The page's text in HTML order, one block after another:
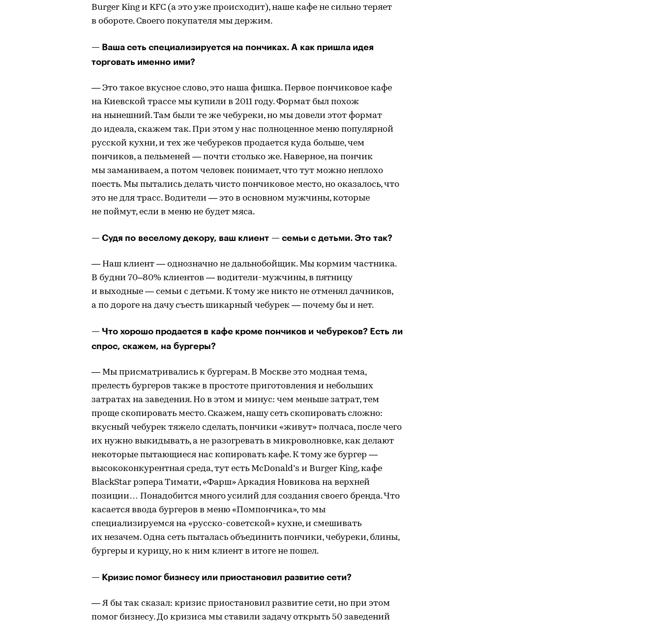
Burger King и KFC (а это уже происходит), наше кафе не сильно теряет
в обороте. Своего покупателя мы держим.
— Ваша сеть специализируется на пончиках. А как пришла идея
торговать именно ими?
— Это такое вкусное слово, это наша фишка. Первое пончиковое кафе
на Киевской трассе мы купили в 2011 году. Формат был похож
на нынешний. Там были те же чебуреки, но мы довели этот формат
до идеала, скажем так. При этом у нас полноценное меню популярной
русской кухни, и тех же чебуреков продается куда больше, чем
пончиков, а пельменей — почти столько же. Наверное, на пончик
мы заманиваем, а потом человек понимает, что тут можно неплохо
поесть. Мы пытались делать чисто пончиковое место, но оказалось, что
это не для трасс. Водители — это в основном мужчины, которые
не поймут, если в меню не будет мяса.
— Судя по веселому декору, ваш клиент — семьи с детьми. Это так?
— Наш клиент — однозначно не дальнобойщик. Мы кормим частника.
В будни 70–80% клиентов — водители-мужчины, в пятницу
и выходные — семьи с детьми. К тому же никто не отменял дачников,
а по дороге на дачу съесть шикарный чебурек — почему бы и нет.
— Что хорошо продается в кафе кроме пончиков и чебуреков? Есть ли
спрос, скажем, на бургеры?
— Мы присматривались к бургерам. В Москве это модная тема,
прелесть бургеров также в простоте приготовления и небольших
затратах на заведения. Но в этом и минус: чем меньше затрат, тем
проще скопировать место. Скажем, нашу сеть скопировать сложно:
вкусный чебурек тяжело сделать, пончики «живут» полчаса, после чего
их нужно выкидывать, а не разогревать в микроволновке, как делают
некоторые пытающиеся нас копировать кафе. К тому же бургер —
высококонкурентная среда, тут есть McDonald’s и Burger King, кафе
BlackStar рэпера Тимати, «Фарш» Аркадия Новикова на верхней
позиции… Понадобится много усилий для создания своего бренда. Что
касается ввода бургеров в меню «Помпончика», то мы
специализируемся на «русско-советской» кухне, и смешивать
их незачем. Одна сеть пыталась объединить пончики, чебуреки, блины,
бургеры и курицу, но к ним клиент в итоге не пошел.
— Кризис помог бизнесу или приостановил развитие сети?
— Я бы так сказал: кризис приостановил развитие сети, но при этом
помог бизнесу. До кризиса мы ставили задачу открыть 50 заведений